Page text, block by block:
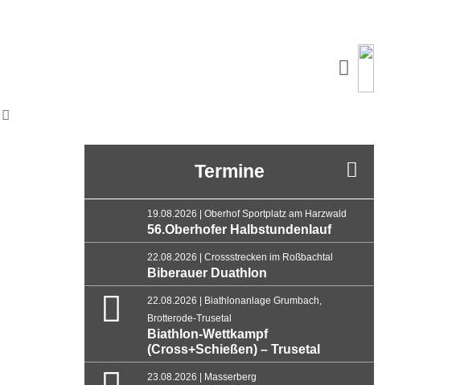
Termine
19.08.2026 | Oberhof Sportplatz am Harzwald
56.Oberhofer Halbstundenlauf
22.08.2026 | Crossstrecken im Roßbachtal
Biberauer Duathlon
22.08.2026 | Biathlonanlage Grumbach,
Brotterode-Trusetal
Biathlon-Wettkampf
(Cross+Schießen) – Trusetal
23.08.2026 | Masserberg